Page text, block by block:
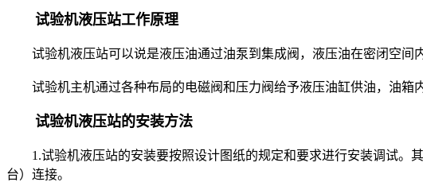
试验机液压站工作原理
试验机液压站可以说是液压油通过油泵到集成阀，液压油在密闭空间内
试验机主机通过各种布局的电磁阀和压力阀给予液压油缸供油，油箱
试验机液压站的安装方法
1.试验机液压站的安装要按照设计图纸的规定和要求进行安装调试。
台）连接。